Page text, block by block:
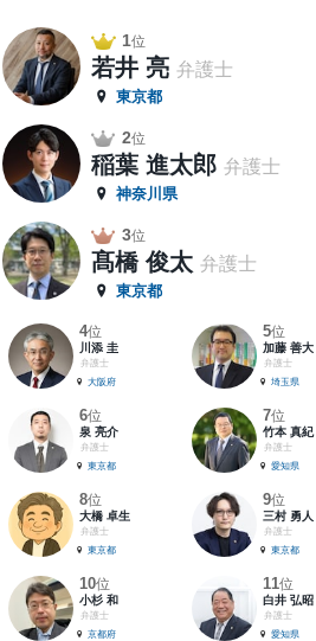
1位
若井 亮 弁護士
東京都
2位
稲葉 進太郎 弁護士
神奈川県
3位
髙橋 俊太 弁護士
東京都
4位
川添 圭
弁護士
大阪府
5位
加藤 善大
弁護士
埼玉県
6位
泉 亮介
弁護士
東京都
7位
竹本 真紀
弁護士
愛知県
8位
大橋 卓生
弁護士
東京都
9位
三村 勇人
弁護士
東京都
10位
小杉 和
弁護士
京都府
11位
白井 弘昭
弁護士
愛知県